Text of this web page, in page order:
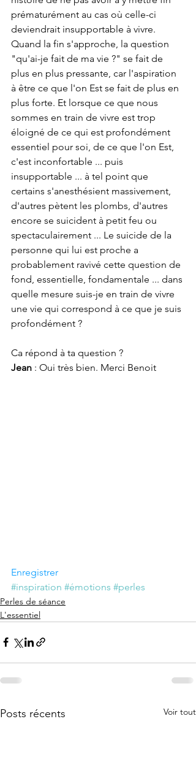
prématurément au cas où celle-ci
deviendrait insupportable à vivre.
Quand la fin s'approche, la question
"qu'ai-je fait de ma vie ?" se fait de
plus en plus pressante, car l'aspiration
à être ce que l'on Est se fait de plus en
plus forte. Et lorsque ce que nous
sommes en train de vivre est trop
éloigné de ce qui est profondément
essentiel pour soi, de ce que l'on Est,
c'est inconfortable ... puis
insupportable ... à tel point que
certains s'anesthésient massivement,
d'autres pètent les plombs, d'autres
encore se suicident à petit feu ou
spectaculairement ... Le suicide de la
personne qui lui est proche a
probablement ravivé cette question de
fond, essentielle, fondamentale ... dans
quelle mesure suis-je en train de vivre
une vie qui correspond à ce que je suis
profondément ?
Ca répond à ta question ?
​Jean : Oui très bien. Merci Benoit
Enregistrer
#inspiration #émotions #perles
Perles de séance
L'essentiel
Posts récents Voir tout